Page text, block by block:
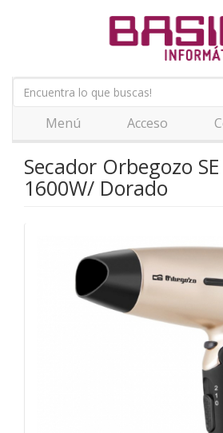
Menú Acceso
Secador Orbegozo
1600W/ Dorado